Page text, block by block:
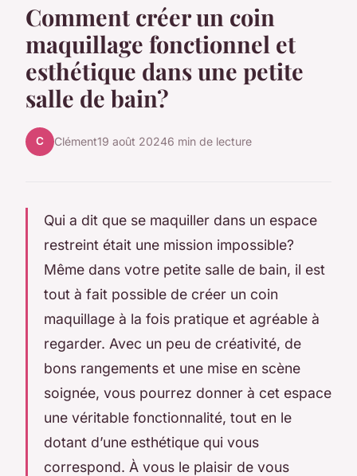
Comment créer un coin
maquillage fonctionnel et
esthétique dans une petite
salle de bain?
C Clément19 août 20246 min de lecture
Qui a dit que se maquiller dans un espace
restreint était une mission impossible?
Même dans votre petite salle de bain, il est
tout à fait possible de créer un coin
maquillage à la fois pratique et agréable à
regarder. Avec un peu de créativité, de
bons rangements et une mise en scène
soignée, vous pourrez donner à cet espace
une véritable fonctionnalité, tout en le
dotant d’une esthétique qui vous
correspond. À vous le plaisir de vous